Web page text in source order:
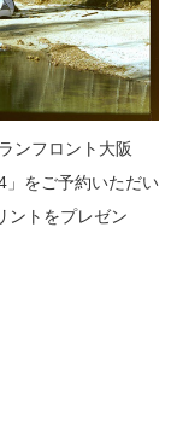
ンフロント大阪
をご予約いただい
ントをプレゼン